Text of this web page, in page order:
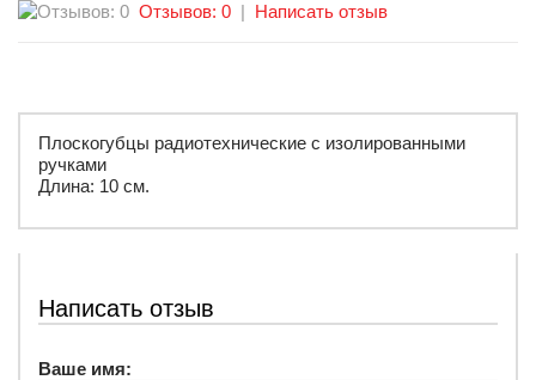
Отзывов: 0 | Написать отзыв
Плоскогубцы радиотехнические с изолированными
ручками
Длина: 10 см.
Написать отзыв
Ваше имя: